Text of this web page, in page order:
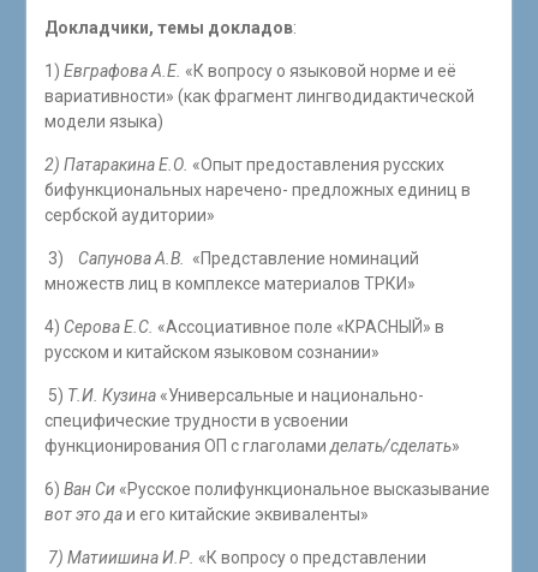
Докладчики, темы докладов:
1) Евграфова А.Е. «К вопросу о языковой норме и её
вариативности» (как фрагмент лингводидактической
модели языка)
2) Патаракина Е.О. «Опыт предоставления русских
бифункциональных наречено- предложных единиц в
сербской аудитории»
3) Сапунова А.В.
«Представление номинаций
множеств лиц в комплексе материалов ТРКИ»
4) Серова Е.С. «Ассоциативное поле «КРАСНЫЙ» в
русском и китайском языковом сознании»
5) Т.И. Кузина«Универсальные и национально-
специфические трудности в усвоении
функционирования ОП с глаголами делать/сделать»
6) Ван Си«Русское полифункциональное высказывание
вот это даи его китайские эквиваленты»
7) Матиишина И.Р. «К вопросу о представлении